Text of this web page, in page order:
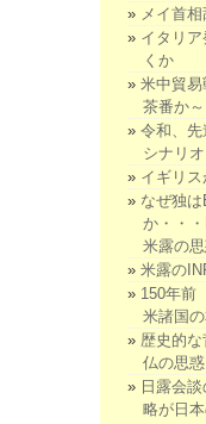
メイ首
イタリ
くか
米中貿
茶番か～
令和、
シナリ
イギリ
なぜ独
か・・
米露の思
米露の
150年前
米諸国
歴史的
仏の思惑
日露会
略が日